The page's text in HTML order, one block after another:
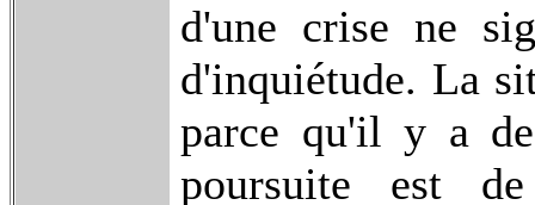
d'une crise ne
d'inquiétude. La
parce qu'il y a
poursuite est